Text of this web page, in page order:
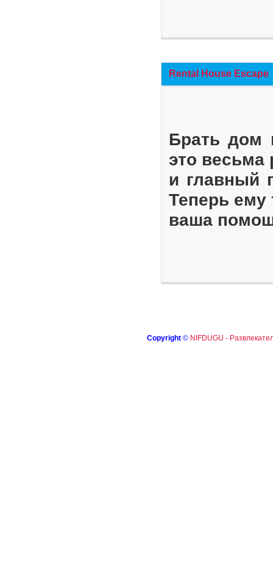
Rental House Escape
Брать дом
это весьма
и главный
Теперь ему
ваша
Copyright © NIFDUGU -